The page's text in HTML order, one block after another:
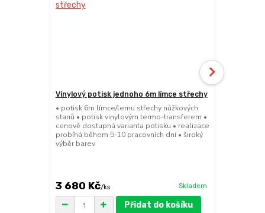
Vinylový potisk jednoho 6m límce střechy
• potisk 6m límce/lemu střechy nůžkových
stanů • potisk vinylovým termo-transferem •
cenově dostupná varianta potisku • realizace
probíhá během 5-10 pracovních dní • široký
výběr barev
3 680 Kč/ks Skladem
Přidat do košíku